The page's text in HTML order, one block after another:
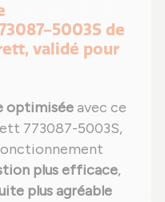
5003S de
validé pour
optimiséeavec ce
773087-5003S,
plus efficace,
plus agréable